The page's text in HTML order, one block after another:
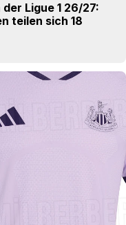
Ligue 1 26/27:
teilen sich 18